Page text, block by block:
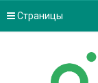
Страницы